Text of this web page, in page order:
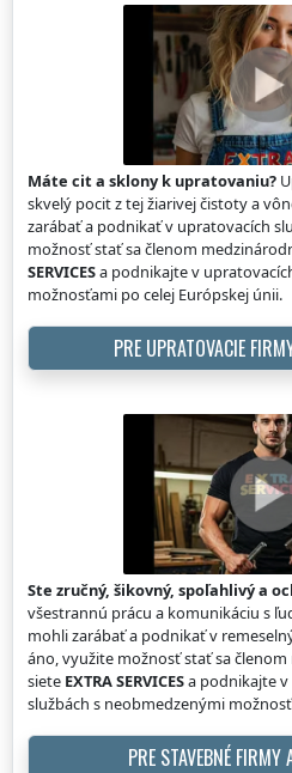
Máte cit a sklony k upratovaniu?
skvelý pocit z tej žiarivej čistoty a
zarábať a podnikať v upratovacích
možnosť stať sa členom
SERVICESa podnikajte v
možnosťami po celej Európskej únii.
PRE UPRATOVACIE
Ste zručný, šikovný, spoľahlivý a
všestrannú prácu a komunikáciu s
mohli zarábať a podnikať v
áno, využite možnosť stať sa
siete EXTRA SERVICESa podnikajte
službách s neobmedzenými
PRE STAVEBNÉ FIRMY